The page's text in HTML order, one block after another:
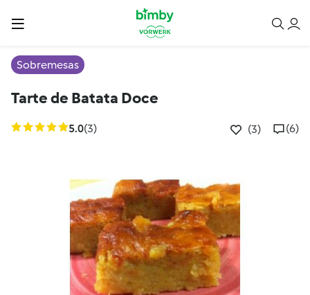
Sobremesas
Tarte de Batata Doce
5.0(3) (3) (6)